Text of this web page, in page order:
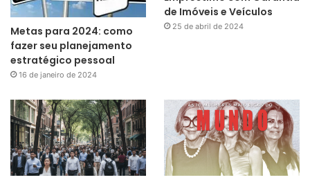
Metas para 2024: como
fazer seu planejamento
estratégico pessoal
16 de janeiro de 2024
de Imóveis e Veículos
25 de abril de 2024